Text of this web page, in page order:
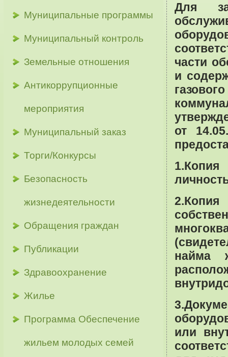
Муниципальные программы
Муниципальный контроль
Земельные отношения
Антикоррупционные
мероприятия
Муниципальный заказ
Торги/Конкурсы
Безопасность
жизнедеятельности
Обращения граждан
Публикации
Здравоохранение
Жилье
Программа Обеспечение
жильем молодых семей
Для
части
и
от
1.Копия
найма
или